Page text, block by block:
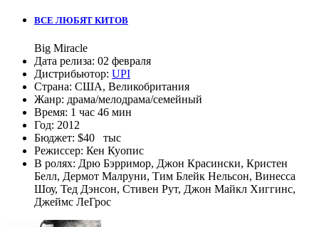
ВСЕ ЛЮБЯТ КИТОВ
Big Miracle
Дата релиза: 02 февраля
Дистрибьютор: UPI
Страна: США, Великобритания
Жанр: драма/мелодрама/семейный
Время: 1 час 46 мин
Год: 2012
Бюджет: $40 тыс
Режиссер: Кен Куопис
В ролях: Дрю Бэрримор, Джон Красински, Кристен
Белл, Дермот Малруни, Тим Блейк Нельсон, Винесса
Шоу, Тед Дэнсон, Стивен Рут, Джон Майкл Хиггинс,
Джеймс ЛеГрос